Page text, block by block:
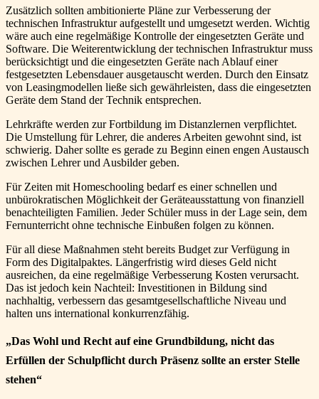
Zusätzlich sollten ambitionierte Pläne zur Verbesserung der
technischen Infrastruktur aufgestellt und umgesetzt werden. Wichtig
wäre auch eine regelmäßige Kontrolle der eingesetzten Geräte und
Software. Die Weiterentwicklung der technischen Infrastruktur muss
berücksichtigt und die eingesetzten Geräte nach Ablauf einer
festgesetzten Lebensdauer ausgetauscht werden. Durch den Einsatz
von Leasingmodellen ließe sich gewährleisten, dass die eingesetzten
Geräte dem Stand der Technik entsprechen.
Lehrkräfte werden zur Fortbildung im Distanzlernen verpflichtet.
Die Umstellung für Lehrer, die anderes Arbeiten gewohnt sind, ist
schwierig. Daher sollte es gerade zu Beginn einen engen Austausch
zwischen Lehrer und Ausbilder geben.
Für Zeiten mit Homeschooling bedarf es einer schnellen und
unbürokratischen Möglichkeit der Geräteausstattung von finanziell
benachteiligten Familien. Jeder Schüler muss in der Lage sein, dem
Fernunterricht ohne technische Einbußen folgen zu können.
Für all diese Maßnahmen steht bereits Budget zur Verfügung in
Form des Digitalpaktes. Längerfristig wird dieses Geld nicht
ausreichen, da eine regelmäßige Verbesserung Kosten verursacht.
Das ist jedoch kein Nachteil: Investitionen in Bildung sind
nachhaltig, verbessern das gesamtgesellschaftliche Niveau und
halten uns international konkurrenzfähig.
„Das Wohl und Recht auf eine Grundbildung, nicht das
Erfüllen der Schulpflicht durch Präsenz sollte an erster Stelle
stehen“